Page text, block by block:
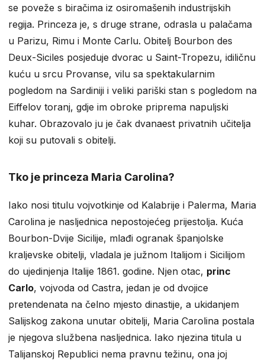
se poveže s biračima iz osiromašenih industrijskih
regija. Princeza je, s druge strane, odrasla u palačama
u Parizu, Rimu i Monte Carlu. Obitelj Bourbon des
Deux-Siciles posjeduje dvorac u Saint-Tropezu, idiličnu
kuću u srcu Provanse, vilu sa spektakularnim
pogledom na Sardiniji i veliki pariški stan s pogledom na
Eiffelov toranj, gdje im obroke priprema napuljski
kuhar. Obrazovalo ju je čak dvanaest privatnih učitelja
koji su putovali s obitelji.
Tko je princeza Maria Carolina?
Iako nosi titulu vojvotkinje od Kalabrije i Palerma, Maria
Carolina je nasljednica nepostojećeg prijestolja. Kuća
Bourbon-Dvije Sicilije, mlađi ogranak španjolske
kraljevske obitelji, vladala je južnom Italijom i Sicilijom
do ujedinjenja Italije 1861. godine. Njen otac, princ
Carlo, vojvoda od Castra, jedan je od dvojice
pretendenata na čelno mjesto dinastije, a ukidanjem
Salijskog zakona unutar obitelji, Maria Carolina postala
je njegova službena nasljednica. Iako njezina titula u
Talijanskoj Republici nema pravnu težinu, ona joj